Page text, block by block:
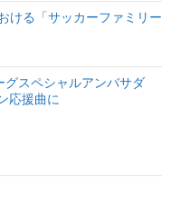
ける「サッカーファミリー
グスペシャルアンバサダ
応援曲に